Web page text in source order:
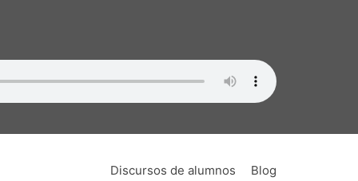
Discursos de alumnos Blog